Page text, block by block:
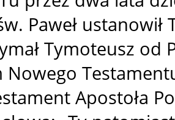
Paweł
Tymoteusz od
Apostoła